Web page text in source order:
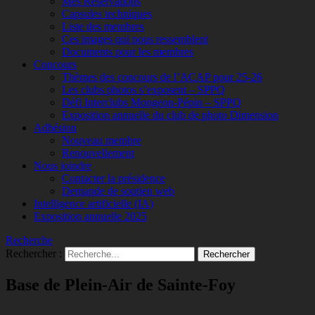
Capsules techniques
Liste des membres
Ces images qui nous ressemblent
Documents pour les membres
Concours
Thèmes des concours de l’ACAP pour 25-26
Les clubs photos s’exposent – SPPQ
Défi Interclubs Mongeon-Pépin – SPPQ
Exposition annuelle du club de photo Dimension
Adhésion
Nouveau membre
Renouvellement
Nous joindre
Contacter la présidence
Demande de soutien web
Intelligence artificielle (IA)
Exposition annuelle 2025
Recherche
Rechercher :
Base de Plein-Air de Sainte-Foy